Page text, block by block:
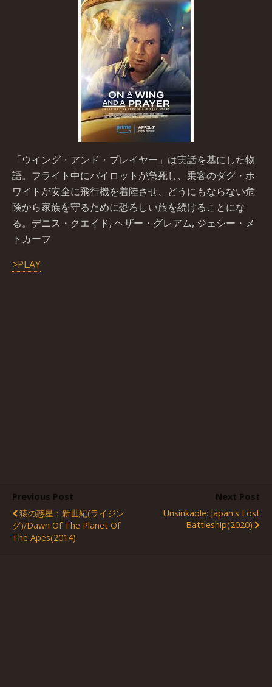
「ウイング・アンド・プレイヤー」は実話を基にした物
語。フライト中にパイロットが急死し、乗客のダグ・ホ
ワイトが安全に飛行機を着陸させ、どうにもならない危
険から家族を守るために恐ろしい旅を続けることにな
る。デニス・クエイド, ヘザー・グレアム, ジェシー・メ
トカーフ
>PLAY
Previous Post
猿の惑星：新世紀(ライジン
グ)/Dawn Of The Planet Of
The Apes(2014)
Next Post
Unsinkable: Japan's Lost
Battleship(2020)